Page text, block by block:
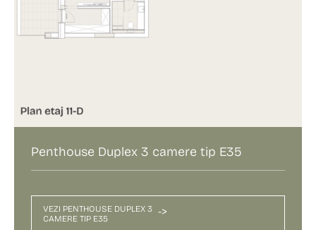
Penthouse Duplex 3 camere tip E35
VEZI PENTHOUSE DUPLEX 3
CAMERE TIP E35
->